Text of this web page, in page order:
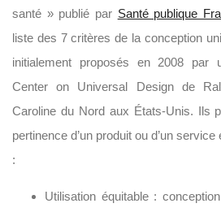
santé » publié par Santé publique
liste des 7 critères de la conception
initialement proposés en 2008 par
Center on Universal Design de
Caroline du Nord aux États-Unis. Ils
pertinence d’un produit ou d’un
:
Utilisation équitable :